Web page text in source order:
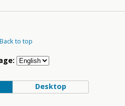
Back to top
Desktop